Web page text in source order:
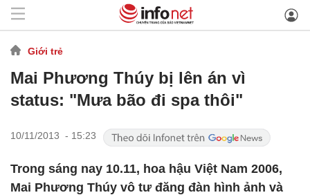
Giới trẻ
Mai Phương Thúy bị lên án vì
status: "Mưa bão đi spa thôi"
10/11/2013 - 15:23
Trong sáng nay 10.11, hoa hậu Việt Nam 2006,
Mai Phương Thúy vô tư đăng đàn hình ảnh và